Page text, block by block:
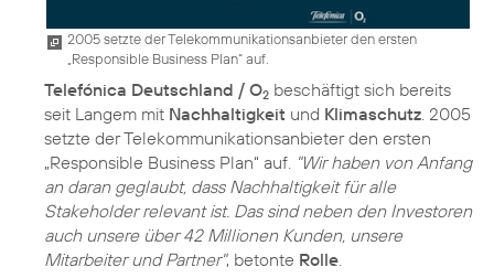
2005 setzte der Telekommunikationsanbieter den ersten
„Responsible Business Plan“ auf.
Telefónica Deutschland / O2 beschäftigt sich bereits
seit Langem mit Nachhaltigkeit und Klimaschutz. 2005
setzte der Telekommunikationsanbieter den ersten
„Responsible Business Plan“ auf. "Wir haben von Anfang
an daran geglaubt, dass Nachhaltigkeit für alle
Stakeholder relevant ist. Das sind neben den Investoren
auch unsere über 42 Millionen Kunden, unsere
Mitarbeiter und Partner", betonte Rolle.